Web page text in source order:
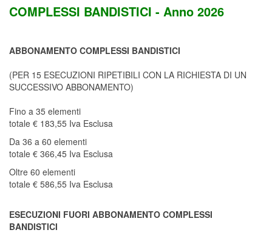
COMPLESSI BANDISTICI - Anno 2026
ABBONAMENTO COMPLESSI BANDISTICI
(PER 15 ESECUZIONI RIPETIBILI CON LA RICHIESTA DI UN
SUCCESSIVO ABBONAMENTO)
Fino a 35 elementi
totale € 183,55 Iva Esclusa
Da 36 a 60 elementi
totale € 366,45 Iva Esclusa
Oltre 60 elementi
totale € 586,55 Iva Esclusa
ESECUZIONI FUORI ABBONAMENTO COMPLESSI
BANDISTICI